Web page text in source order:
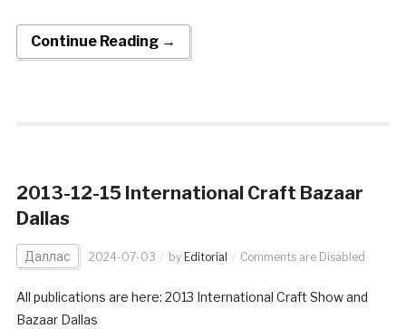
Continue Reading →
2013-12-15 International Craft Bazaar
Dallas
Даллас 2024-07-03 by Editorial Comments are Disabled
All publications are here: 2013 International Craft Show and
Bazaar Dallas